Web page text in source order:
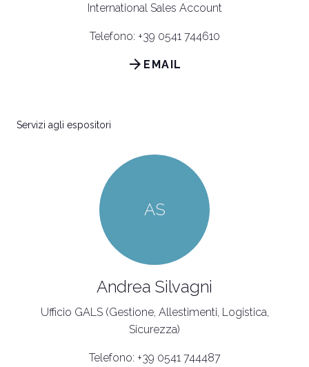
International Sales Account
Telefono: +39 0541 744610
EMAIL
arrow_forward
Servizi agli espositori
AS
Andrea Silvagni
Ufficio GALS (Gestione, Allestimenti, Logistica,
Sicurezza)
Telefono: +39 0541 744487